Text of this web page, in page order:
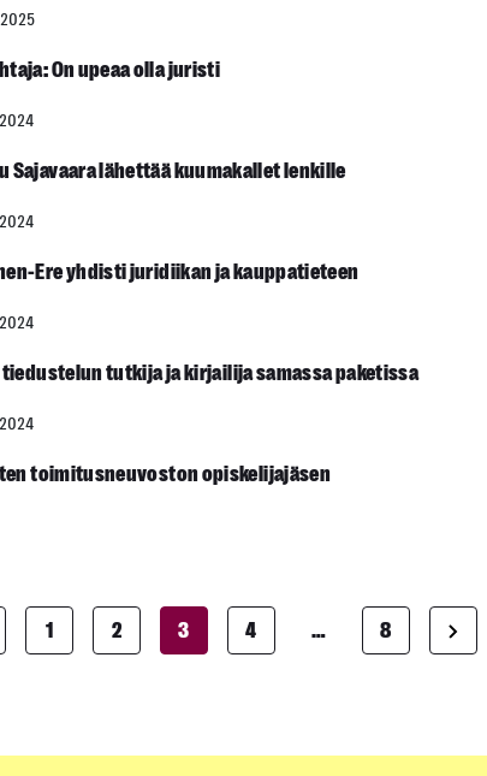
On upeaa olla juristi
lähettää kuumakallet lenkille
Ere yhdisti juridiikan ja kauppatieteen
tiedustelun tutkija ja kirjailija samassa paketissa
toimitus­neuvoston opiskelijajäsen
1 2 3 4 … 8